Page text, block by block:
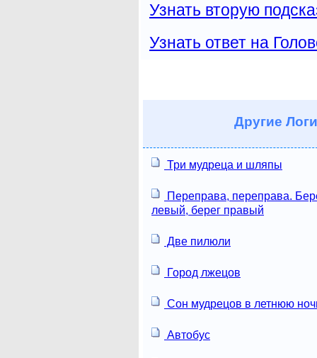
Узнать вторую
Узнать ответ на
Другие
Три мудреца и шляпы
Переправа, переправа.
левый, берег правый
Две пилюли
Город лжецов
Сон мудрецов в летнюю
Автобус